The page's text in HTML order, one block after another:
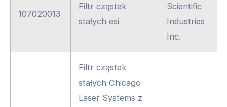
107020013
Filtr cząstek
stałych esi
Scientific
Industries
Inc.
Filtr cząstek
stałych Chicago
Laser Systems z